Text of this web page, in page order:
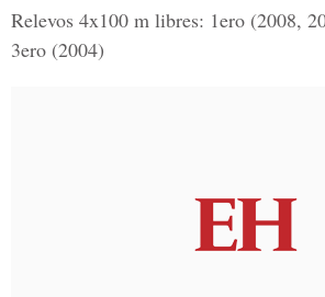
Relevos 4x100 m libres: 1ero (2008,
3ero (2004)